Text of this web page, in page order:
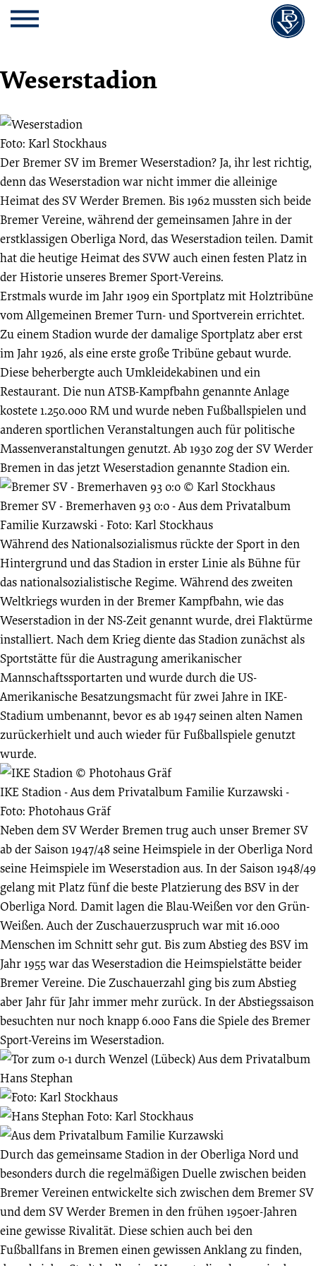
Cookie
Einstellungen
Zum
Inhalt
springen
Cookie
Einstellungen
Kopfbereich
MENU
Weserstadion
Foto: Karl Stockhaus
Der Bremer SV im Bremer Weserstadion? Ja, ihr lest richtig,
denn das Weserstadion war nicht immer die alleinige
Heimat des SV Werder Bremen. Bis 1962 mussten sich beide
Bremer Vereine, während der gemeinsamen Jahre in der
erstklassigen Oberliga Nord, das Weserstadion teilen. Damit
hat die heutige Heimat des SVW auch einen festen Platz in
der Historie unseres Bremer Sport-Vereins.
Erstmals wurde im Jahr 1909 ein Sportplatz mit Holztribüne
vom Allgemeinen Bremer Turn- und Sportverein errichtet.
Zu einem Stadion wurde der damalige Sportplatz aber erst
im Jahr 1926, als eine erste große Tribüne gebaut wurde.
Diese beherbergte auch Umkleidekabinen und ein
Restaurant. Die nun ATSB-Kampfbahn genannte Anlage
kostete 1.250.000 RM und wurde neben Fußballspielen und
anderen sportlichen Veranstaltungen auch für politische
Massenveranstaltungen genutzt. Ab 1930 zog der SV Werder
Bremen in das jetzt Weserstadion genannte Stadion ein.
Bremer SV - Bremerhaven 93 0:0-Aus dem Privatalbum
Familie Kurzawski - Foto: Karl Stockhaus
Während des Nationalsozialismus rückte der Sport in den
Hintergrund und das Stadion in erster Linie als Bühne für
das nationalsozialistische Regime. Während des zweiten
Weltkriegs wurden in der Bremer Kampfbahn, wie das
Weserstadion in der NS-Zeit genannt wurde, drei Flaktürme
installiert. Nach dem Krieg diente das Stadion zunächst als
Sportstätte für die Austragung amerikanischer
Mannschaftssportarten und wurde durch die US-
Amerikanische Besatzungsmacht für zwei Jahre in IKE-
Stadium umbenannt, bevor es ab 1947 seinen alten Namen
zurückerhielt und auch wieder für Fußballspiele genutzt
wurde.
IKE Stadion-Aus dem Privatalbum Familie Kurzawski -
Foto: Photohaus Gräf
Neben dem SV Werder Bremen trug auch unser Bremer SV
ab der Saison 1947/48 seine Heimspiele in der Oberliga Nord
seine Heimspiele im Weserstadion aus. In der Saison 1948/49
gelang mit Platz fünf die beste Platzierung des BSV in der
Oberliga Nord. Damit lagen die Blau-Weißen vor den Grün-
Weißen. Auch der Zuschauerzuspruch war mit 16.000
Menschen im Schnitt sehr gut. Bis zum Abstieg des BSV im
Jahr 1955 war das Weserstadion die Heimspielstätte beider
Bremer Vereine. Die Zuschauerzahl ging bis zum Abstieg
aber Jahr für Jahr immer mehr zurück. In der Abstiegssaison
besuchten nur noch knapp 6.000 Fans die Spiele des Bremer
Sport-Vereins im Weserstadion.
Durch das gemeinsame Stadion in der Oberliga Nord und
besonders durch die regelmäßigen Duelle zwischen beiden
Bremer Vereinen entwickelte sich zwischen dem Bremer SV
und dem SV Werder Bremen in den frühen 1950er-Jahren
eine gewisse Rivalität. Diese schien auch bei den
Fußballfans in Bremen einen gewissen Anklang zu finden,